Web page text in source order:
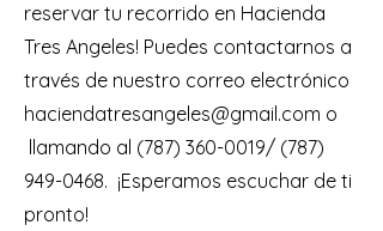
reservar tu recorrido en Hacienda
Tres Angeles! Puedes contactarnos a
través de nuestro correo electrónico
haciendatresangeles@gmail.com o
llamando al (787) 360-0019/ (787)
949-0468. ¡Esperamos escuchar de ti
pronto!